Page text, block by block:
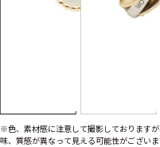
※色、素材感に注意して撮影しております
味、質感が異なって見える可能性がございま